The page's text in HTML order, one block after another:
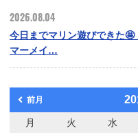
2026.08.04
今日までマリン遊びできた
マーメイ…
前月
月 火 水